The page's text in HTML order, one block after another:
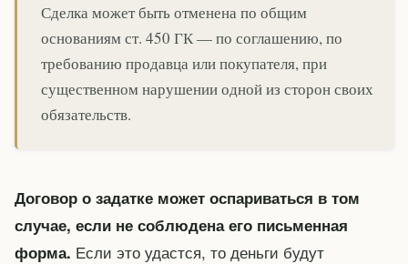
Сделка может быть отменена по общим
основаниям ст. 450 ГК — по соглашению, по
требованию продавца или покупателя, при
существенном нарушении одной из сторон своих
обязательств.
Договор о задатке может оспариваться в том
случае, если не соблюдена его письменная
форма. Если это удастся, то деньги будут